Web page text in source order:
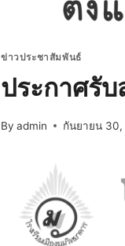
ข่าวประชาสัมพันธ์
ประกาศรั
By admin กันยายน 30,